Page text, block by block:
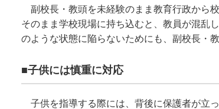
副校長・教頭を未経験のまま教育行政から
そのまま学校現場に持ち込むと、教員が混乱
のような状態に陥らないためにも、副校長・
■子供には慎重に対応
子供を指導する際には、背後に保護者が立